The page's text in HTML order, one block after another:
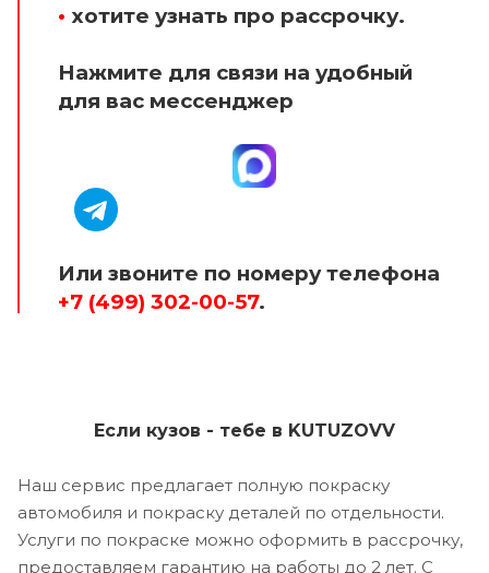
• хотите узнать про рассрочку.
Нажмите для связи на удобный
для вас мессенджер
Или звоните по номеру телефона
+7 (499) 302-00-57.
Если кузов - тебе в KUTUZOVV
Наш сервис предлагает полную покраску
автомобиля и покраску деталей по отдельности.
Услуги по покраске можно оформить в рассрочку,
предоставляем гарантию на работы до 2 лет. С